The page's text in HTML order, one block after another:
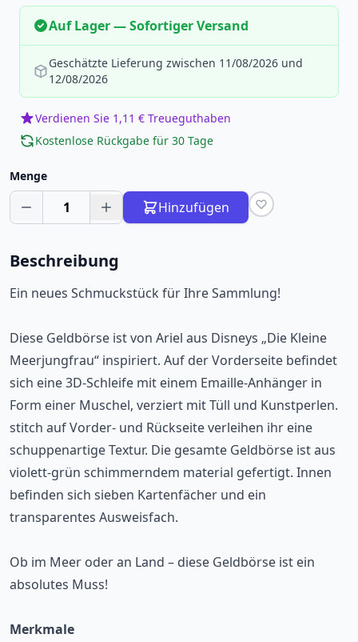
Auf Lager — Sofortiger Versand
Geschätzte Lieferung zwischen 11/08/2026 und
12/08/2026
Verdienen Sie 1,11 € Treueguthaben
Kostenlose Rückgabe für 30 Tage
Menge
1 Hinzufügen
Beschreibung
Ein neues Schmuckstück für Ihre Sammlung!
Diese Geldbörse ist von Ariel aus Disneys „Die Kleine
Meerjungfrau“ inspiriert. Auf der Vorderseite befindet
sich eine 3D-Schleife mit einem Emaille-Anhänger in
Form einer Muschel, verziert mit Tüll und Kunstperlen.
stitch auf Vorder- und Rückseite verleihen ihr eine
schuppenartige Textur. Die gesamte Geldbörse ist aus
violett-grün schimmerndem material gefertigt. Innen
befinden sich sieben Kartenfächer und ein
transparentes Ausweisfach.
Ob im Meer oder an Land – diese Geldbörse ist ein
absolutes Muss!
Merkmale